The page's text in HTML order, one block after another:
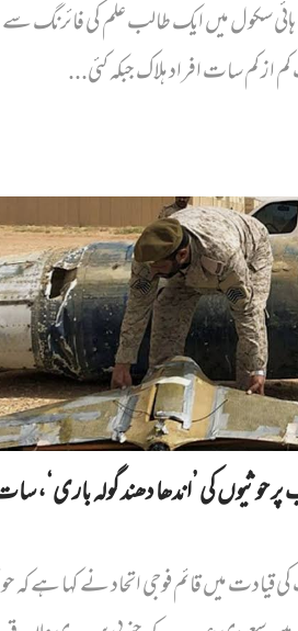
ہائی سکول میں ایک طالب علم کی فائرنگ سے
از کم سات افراد ہلاک جبکہ کئی...
حوثیوں کی ’اندھا دھند گولہ باری‘،
میں قائم فوجی اتحاد نے کہا ہے کہ